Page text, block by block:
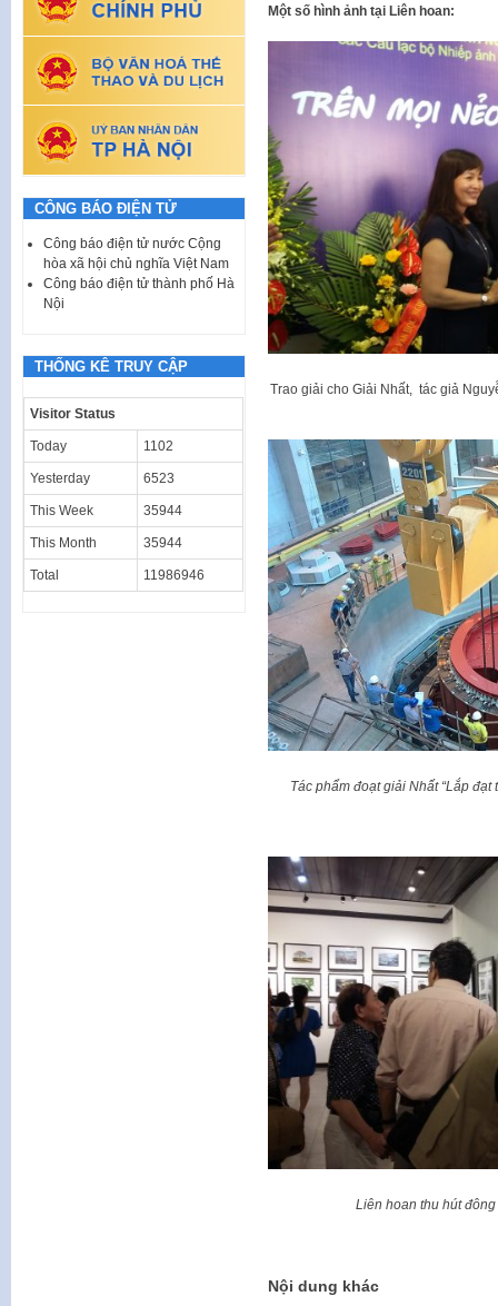
Một số hình ảnh tại Liên hoan:
Trao giải cho Giải Nhất, tác giả
Tác phẩm đoạt giải Nhất “Lắp
Liên hoan thu hút
Nội dung khác
CÔNG BÁO ĐIỆN TỬ
Công báo điện tử nước Cộng
hòa xã hội chủ nghĩa Việt Nam
Công báo điện tử thành phố Hà
Nội
THỐNG KÊ TRUY CẬP
Visitor Status
Today 1102
Yesterday 6523
This Week 35944
This Month 35944
Total 11986946